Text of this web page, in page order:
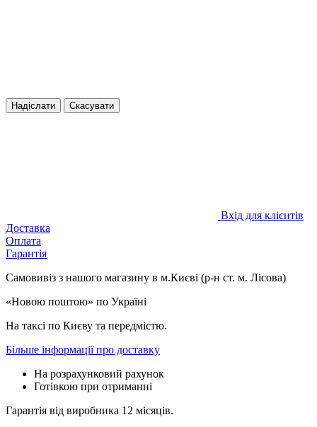
Надіслати Скасувати
Вхід для клієнтів
Доставка
Оплата
Гарантія
Самовивіз з нашого магазину в м.Києві (р-н ст. м. Лісова)
«Новою поштою» по Україні
На таксі по Києву та передмістю.
Більше інформації про доставку
На розрахунковий рахунок
Готівкою при отриманні
Гарантія від виробника 12 місяців.